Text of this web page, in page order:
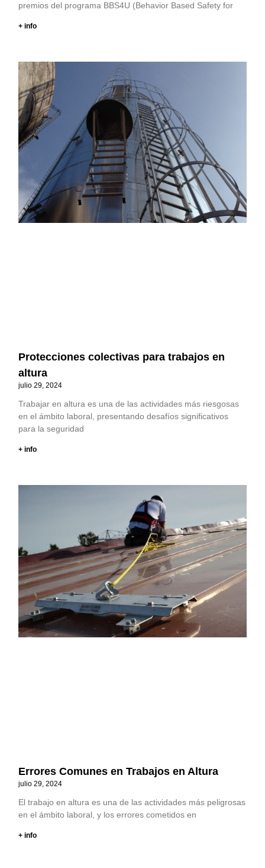
premios del programa BBS4U (Behavior Based Safety for
+ info
Protecciones colectivas para trabajos en
altura
julio 29, 2024
Trabajar en altura es una de las actividades más riesgosas
en el ámbito laboral, presentando desafíos significativos
para la seguridad
+ info
Errores Comunes en Trabajos en Altura
julio 29, 2024
El trabajo en altura es una de las actividades más peligrosas
en el ámbito laboral, y los errores cometidos en
+ info